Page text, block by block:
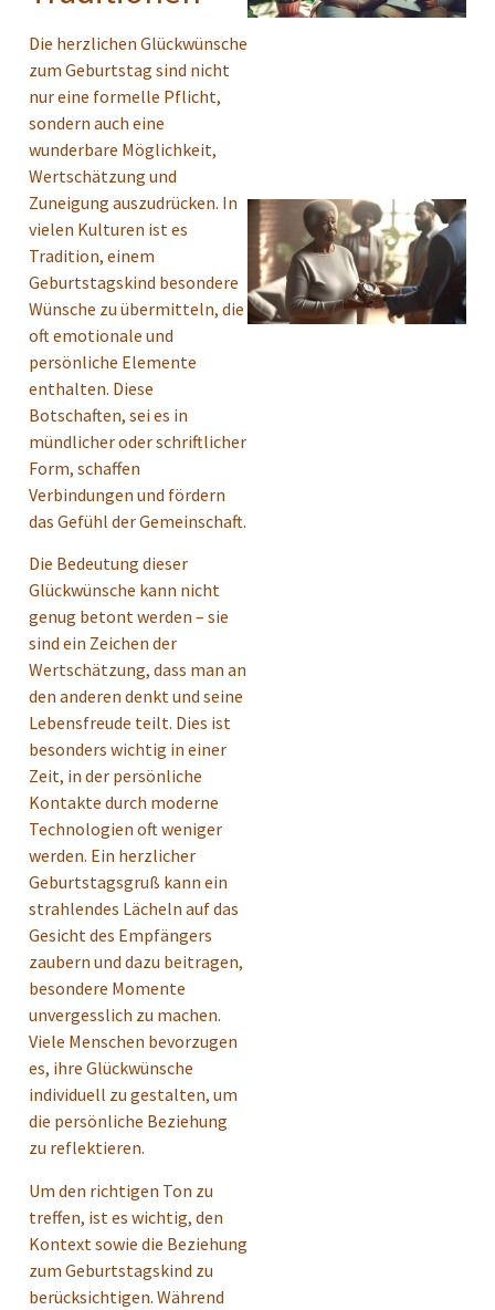
Die herzlichen Glückwünsche
zum Geburtstag sind nicht
nur eine formelle Pflicht,
sondern auch eine
wunderbare Möglichkeit,
Wertschätzung und
Zuneigung auszudrücken. In
vielen Kulturen ist es
Tradition, einem
Geburtstagskind besondere
Wünsche zu übermitteln, die
oft emotionale und
persönliche Elemente
enthalten. Diese
Botschaften, sei es in
mündlicher oder schriftlicher
Form, schaffen
Verbindungen und fördern
das Gefühl der Gemeinschaft.
Die Bedeutung dieser
Glückwünsche kann nicht
genug betont werden – sie
sind ein Zeichen der
Wertschätzung, dass man an
den anderen denkt und seine
Lebensfreude teilt. Dies ist
besonders wichtig in einer
Zeit, in der persönliche
Kontakte durch moderne
Technologien oft weniger
werden. Ein herzlicher
Geburtstagsgruß kann ein
strahlendes Lächeln auf das
Gesicht des Empfängers
zaubern und dazu beitragen,
besondere Momente
unvergesslich zu machen.
Viele Menschen bevorzugen
es, ihre Glückwünsche
individuell zu gestalten, um
die persönliche Beziehung
zu reflektieren.
Um den richtigen Ton zu
treffen, ist es wichtig, den
Kontext sowie die Beziehung
zum Geburtstagskind zu
berücksichtigen. Während